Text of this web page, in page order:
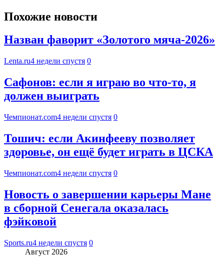
Похожие новости
Назван фаворит «Золотого мяча-2026»
Lenta.ru4 недели спустя 0
Сафонов: если я играю во что-то, я
должен выиграть
Чемпионат.com4 недели спустя 0
Тошич: если Акинфееву позволяет
здоровье, он ещё будет играть в ЦСКА
Чемпионат.com4 недели спустя 0
Новость о завершении карьеры Мане
в сборной Сенегала оказалась
фэйковой
Sports.ru4 недели спустя 0
Август 2026